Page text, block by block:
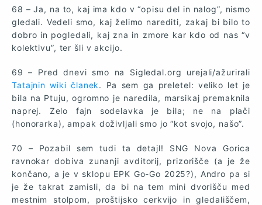
68 – Ja, na to, kaj ima kdo v “opisu del in nalog”, nismo
gledali. Vedeli smo, kaj želimo narediti, zakaj bi bilo to
dobro in pogledali, kaj zna in zmore kar kdo od nas “v
kolektivu”, ter šli v akcijo.
69 – Pred dnevi smo na Sigledal.org urejali/ažurirali
Tatajnin wiki članek. Pa sem ga preletel: veliko let je
bila na Ptuju, ogromno je naredila, marsikaj premaknila
naprej. Zelo fajn sodelavka je bila; ne na plači
(honorarka), ampak doživljali smo jo “kot svojo, našo”.
70 – Pozabil sem tudi ta detajl! SNG Nova Gorica
ravnokar dobiva zunanji avditorij, prizorišče (a je že
končano, a je v sklopu EPK Go-Go 2025?), Andro pa si
je že takrat zamisli, da bi na tem mini dvorišču med
mestnim stolpom, proštijsko cerkvijo in gledališčem,